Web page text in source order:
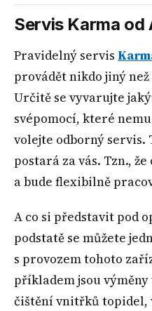
Servis Karma od
Pravidelný servis
provádět nikdo jiný
Určitě se vyvarujte
svépomocí, které
volejte odborný servis.
postará za vás. Tzn.,
a bude flexibilně
A co si představit pod
podstatě se můžete
s provozem tohoto
příkladem jsou
čištění vnitřků topidel,